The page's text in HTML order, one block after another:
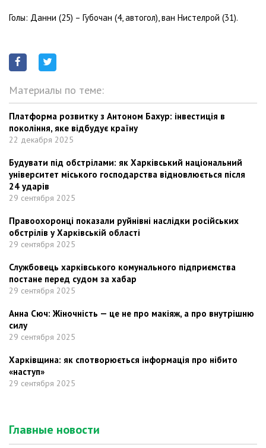
Голы: Данни (25) – Губочан (4, автогол), ван Нистелрой (31).
Материалы по теме:
Платформа розвитку з Антоном Бахур: інвестиція в
покоління, яке відбудує країну
22 декабря 2025
Будувати під обстрілами: як Харківський національний
університет міського господарства відновлюється після
24 ударів
29 сентября 2025
Правоохоронці показали руйнівні наслідки російських
обстрілів у Харківській області
29 сентября 2025
Службовець харківського комунального підприємства
постане перед судом за хабар
29 сентября 2025
Анна Сюч: Жіночність — це не про макіяж, а про внутрішню
силу
29 сентября 2025
Харківщина: як спотворюється інформація про нібито
«наступ»
29 сентября 2025
Главные новости